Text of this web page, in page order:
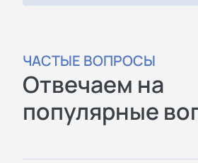
ЧАСТЫЕ ВОПРОСЫ
Отвечаем на
популярные